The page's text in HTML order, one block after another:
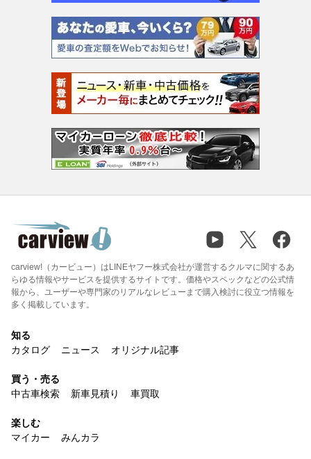
carview!（カービュー）はLINEヤフー株式会社が運営するクルマに関するあ
らゆる情報やサービスを提供するサイトです。価格やスペックなどの公式情
報から、ユーザーや専門家のリアルなレビューまで購入検討に役立つ情報を
多く掲載しています。
知る
カタログ
ニュース オリジナル記事
買う・売る
中古車検索
新車見積り 車買取
楽しむ
マイカー
みんカラ